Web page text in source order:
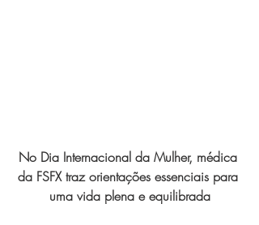
No Dia Internacional da Mulher, médica
da FSFX traz orientações essenciais para
uma vida plena e equilibrada